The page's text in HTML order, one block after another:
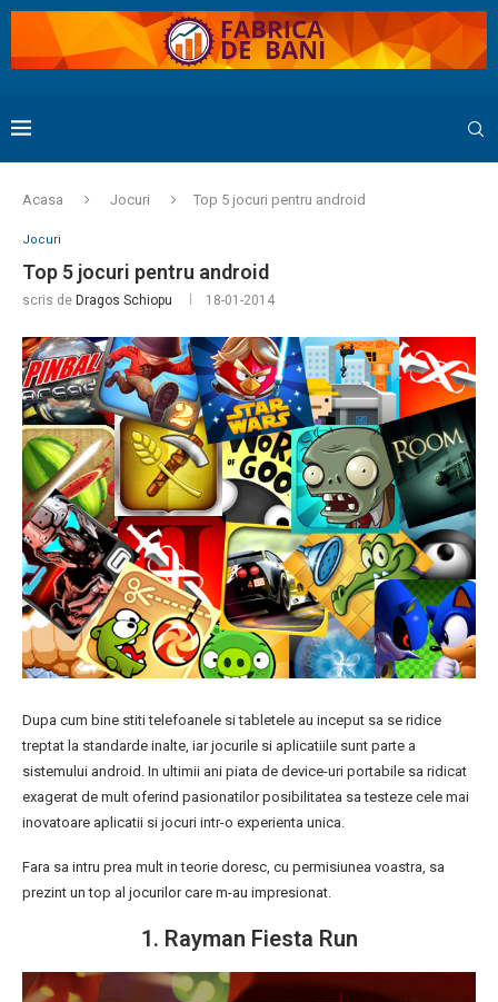
Acasa Jocuri Top 5 jocuri pentru android
Jocuri
Top 5 jocuri pentru android
scris de Dragos Schiopu 18-01-2014
Dupa cum bine stiti telefoanele si tabletele au inceput sa se ridice
treptat la standarde inalte, iar jocurile si aplicatiile sunt parte a
sistemului android. In ultimii ani piata de device-uri portabile sa ridicat
exagerat de mult oferind pasionatilor posibilitatea sa testeze cele mai
inovatoare aplicatii si jocuri intr-o experienta unica.
Fara sa intru prea mult in teorie doresc, cu permisiunea voastra, sa
prezint un top al jocurilor care m-au impresionat.
1. Rayman Fiesta Run